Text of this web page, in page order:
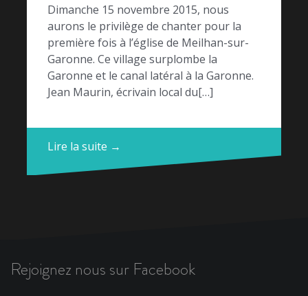
Dimanche 15 novembre 2015, nous
aurons le privilège de chanter pour la
première fois à l’église de Meilhan-sur-
Garonne. Ce village surplombe la
Garonne et le canal latéral à la Garonne.
Jean Maurin, écrivain local du[…]
Lire la suite →
Rejoignez nous sur Facebook